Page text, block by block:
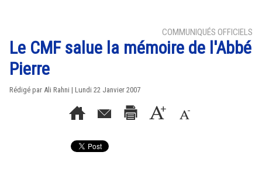
COMMUNIQUÉS OFFICIELS
Le CMF salue la mémoire de l'Abbé
Pierre
Rédigé par Ali Rahni | Lundi 22 Janvier 2007